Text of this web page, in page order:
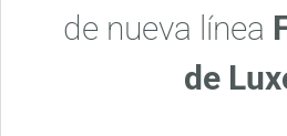
de nueva línea
de